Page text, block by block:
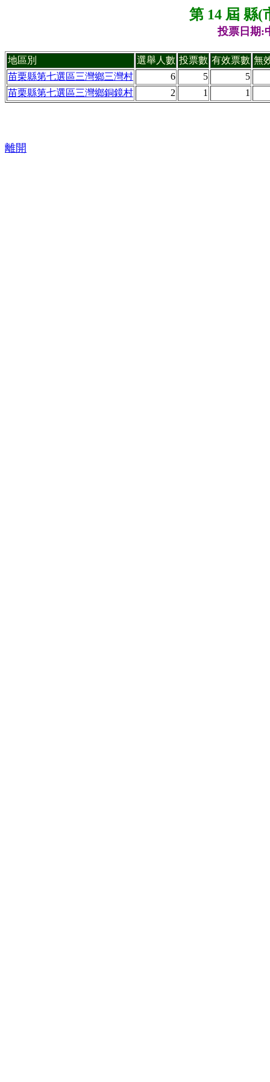
第 14 屆 縣(
投票日期:
地區別 選舉人數 投票數 有效票數 無
苗栗縣第七選區三灣鄉三灣村
6 5
5
苗栗縣第七選區三灣鄉銅鏡村
2 1 1
離開